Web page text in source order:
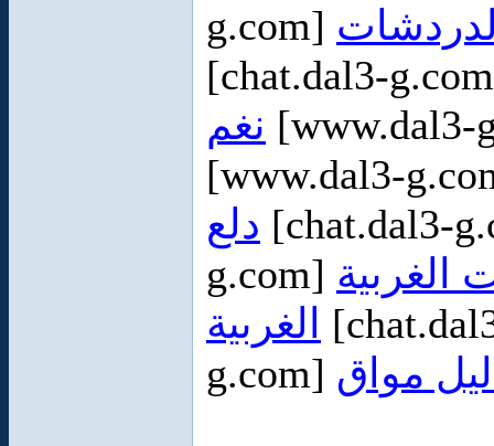
g.com]
[chat.dal3-
نغم [www.dal3-
[www.dal3-
دلع [chat.dal3-
g.com] الغربية
الغربية
g.com] مواق